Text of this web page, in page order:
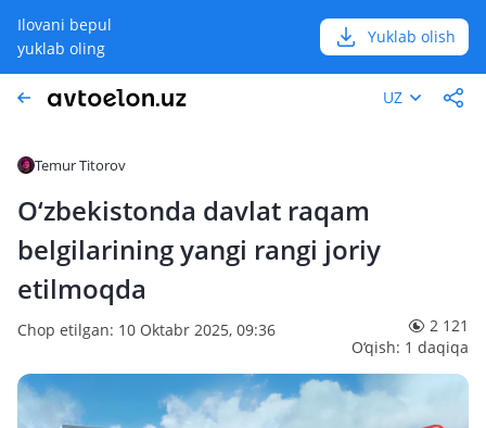
Ilovani bepul
yuklab oling
Yuklab olish
UZ
Temur Titorov
O‘zbekistonda davlat raqam
belgilarining yangi rangi joriy
etilmoqda
Chop etilgan: 10 Oktabr 2025, 09:36
2 121
O‘qish: 1 daqiqa